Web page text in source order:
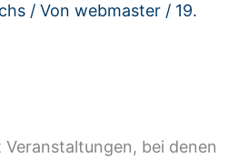
/ Vonwebmaster / 19.
bei denen